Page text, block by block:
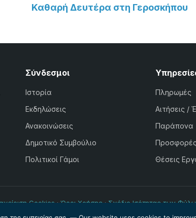
Καθαρή Δευτέρα στη Γεροσκήπου
Σύνδεσμοι
Ιστορία
Εκδηλώσεις
Ανακοινώσεις
Δημοτικό Συμβούλιο
Πολιτικοί Γάμοι
Πληρωμές
Αιτήσεις /
Παράπονα
Προσφορές
Θέσεις
Cookies·Όροι Χρήσης·Σχέδιο Ισότητας των
© Δήμος Ιεροκηπίας 2026. Powered byInternetivo